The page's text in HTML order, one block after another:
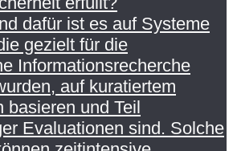
dafür ist es auf Systeme
gezielt für die
Informationsrecherche
auf kuratiertem
basieren und Teil
Evaluationen sind. Solche